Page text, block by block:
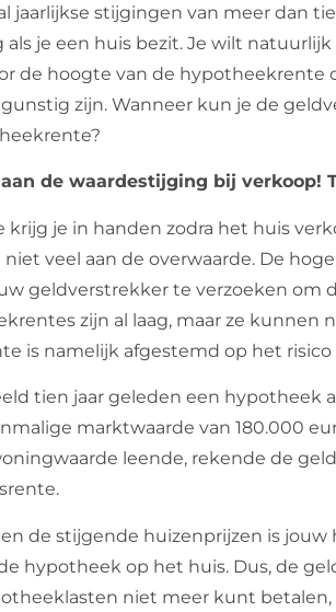
jaarlijkse stijgingen van meer dan
als je een huis bezit. Je wilt
de hoogte van de hypotheekrente
zijn. Wanneer kun je de
de waardestijging bij verkoop!
krijg je in handen zodra het huis
veel aan de overwaarde. De
geldverstrekker te verzoeken om
zijn al laag, maar ze kunnen
is namelijk afgestemd op het
tien jaar geleden een hypotheek
marktwaarde van 180.000
leende, rekende de
de stijgende huizenprijzen is
hypotheek op het huis. Dus, de
niet meer kunt